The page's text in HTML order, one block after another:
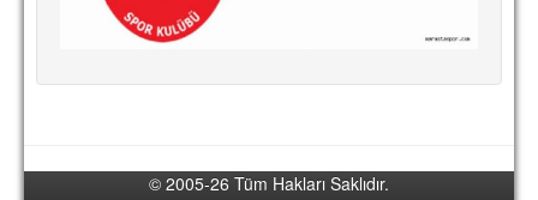
HAKKIMIZDA
© 2005-26 Tüm Hakları Saklıdır.